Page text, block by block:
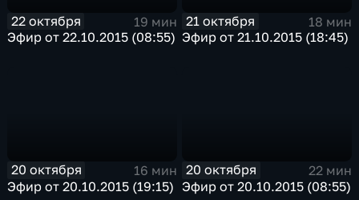
22 октября
19 мин
Эфир от 22.10.2015 (08:55)
21 октября
18 мин
Эфир от 21.10.2015 (18:45)
20 октября
16 мин
Эфир от 20.10.2015 (19:15)
20 октября
22 мин
Эфир от 20.10.2015 (08:55)